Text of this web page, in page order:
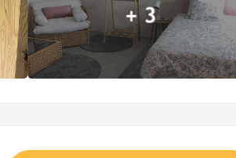
+ 3
Orari e contatti